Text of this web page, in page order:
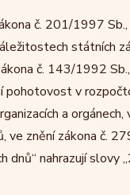
č. 201/1997
státních
č. 143/1992
pohotovost v
a orgánech,
ve znění zákona č.
dnů“ nahrazují slovy